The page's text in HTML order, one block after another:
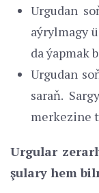
Urgudan
aýrylmagy
da ýapmak
Urgudan
saraň.
merkezine
Urgular
şulary hem